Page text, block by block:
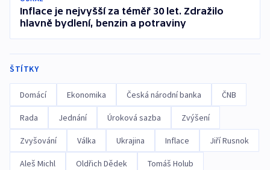
Inflace je nejvyšší za téměř 30 let. Zdražilo
hlavně bydlení, benzin a potraviny
ŠTÍTKY
Domácí Ekonomika Česká národní banka ČNB
Rada Jednání Úroková sazba Zvýšení
Zvyšování Válka Ukrajina Inflace Jiří Rusnok
Aleš Michl Oldřich Dědek Tomáš Holub